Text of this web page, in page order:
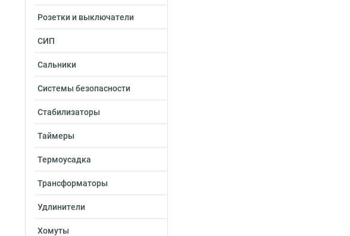
Розетки и выключатели
СИП
Сальники
Системы безопасности
Стабилизаторы
Таймеры
Термоусадка
Трансформаторы
Удлинители
Хомуты